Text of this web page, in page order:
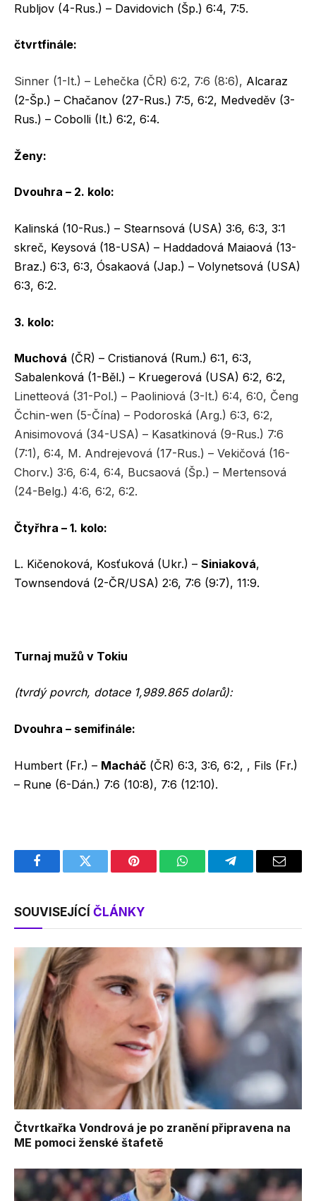
Rubljov (4-Rus.) – Davidovich (Šp.) 6:4, 7:5.
čtvrtfinále:
Sinner (1-It.) – Lehečka (ČR) 6:2, 7:6 (8:6), Alcaraz
(2-Šp.) – Chačanov (27-Rus.) 7:5, 6:2, Medveděv (3-
Rus.) – Cobolli (It.) 6:2, 6:4.
Ženy:
Dvouhra – 2. kolo:
Kalinská (10-Rus.) – Stearnsová (USA) 3:6, 6:3, 3:1
skreč, Keysová (18-USA) – Haddadová Maiaová (13-
Braz.) 6:3, 6:3, Ósakaová (Jap.) – Volynetsová (USA)
6:3, 6:2.
3. kolo:
Muchová (ČR) – Cristianová (Rum.) 6:1, 6:3,
Sabalenková (1-Běl.) – Kruegerová (USA) 6:2, 6:2,
Linetteová (31-Pol.) – Paoliniová (3-It.) 6:4, 6:0, Čeng
Čchin-wen (5-Čína) – Podoroská (Arg.) 6:3, 6:2,
Anisimovová (34-USA) – Kasatkinová (9-Rus.) 7:6
(7:1), 6:4, M. Andrejevová (17-Rus.) – Vekičová (16-
Chorv.) 3:6, 6:4, 6:4, Bucsaová (Šp.) – Mertensová
(24-Belg.) 4:6, 6:2, 6:2.
Čtyřhra – 1. kolo:
L. Kičenoková, Kosťuková (Ukr.) – Siniaková,
Townsendová (2-ČR/USA) 2:6, 7:6 (9:7), 11:9.
Turnaj mužů v Tokiu
(tvrdý povrch, dotace 1,989.865 dolarů):
Dvouhra – semifinále:
Humbert (Fr.) – Macháč (ČR) 6:3, 3:6, 6:2, , Fils (Fr.)
– Rune (6-Dán.) 7:6 (10:8), 7:6 (12:10).
FacebookTwitter Pinterest WhatsAppTelegramEmail
SOUVISEJÍCÍ ČLÁNKY
Čtvrtkařka Vondrová je po zranění připravena na
ME pomoci ženské štafetě